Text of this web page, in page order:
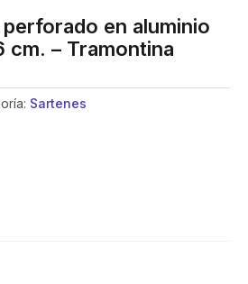
en aluminio
cm. – Tramontina
Sartenes